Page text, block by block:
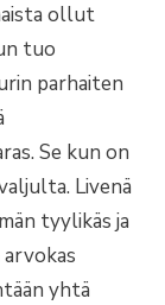
ollut
tuo
parhaiten
Se kun on
Livenä
tyylikäs ja
yhtä